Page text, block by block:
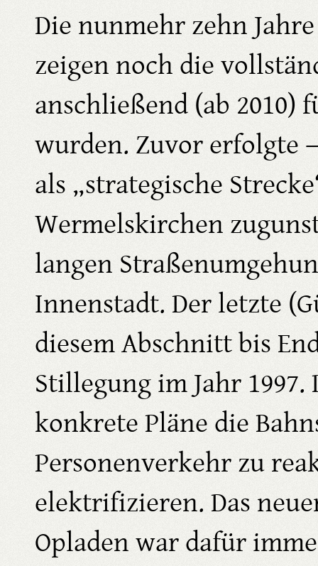
Die nunmehr zehn
zeigen noch die
anschließend (ab 2010)
wurden. Zuvor erfolgte
als „strategische
Wermelskirchen
langen
Innenstadt. Der letzte
diesem Abschnitt bis
Stillegung im Jahr
konkrete Pläne die
Personenverkehr zu
elektrifizieren. Das
Opladen war dafür